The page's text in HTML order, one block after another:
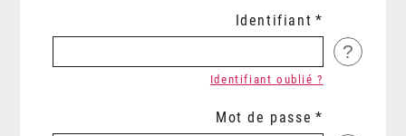
Identifiant
?
Identifiant oublié ?
Mot de passe